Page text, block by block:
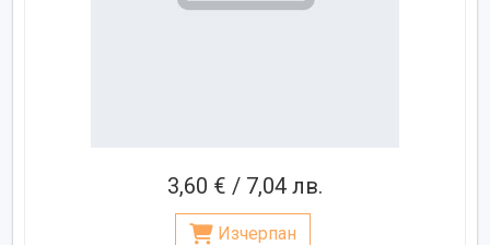
3,60 € / 7,04 лв.
Изчерпан